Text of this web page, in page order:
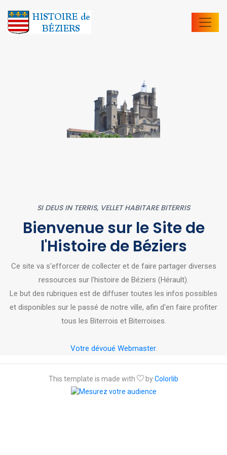
SI DEUS IN TERRIS, VELLET HABITARE BITERRIS
Bienvenue sur le Site de
l'Histoire de Béziers
Ce site va s'efforcer de collecter et de faire partager diverses
ressources sur l'histoire de Béziers (Hérault).
Le but des rubriques est de diffuser toutes les infos possibles
et disponibles sur le passé de notre ville, afin d'en faire profiter
tous les Biterrois et Biterroises.
Votre dévoué Webmaster.
This template is made with byColorlib